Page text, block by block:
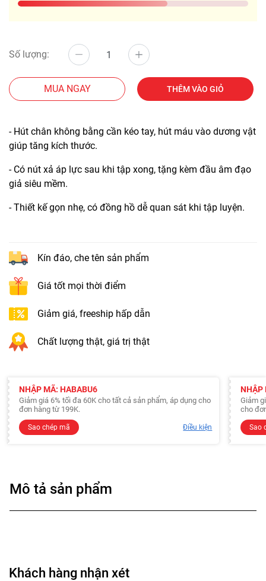
Số lượng:
MUA NGAY THÊM VÀO GIỎ
- Hút chân không bằng cần kéo tay, hút máu vào dương vật
giúp tăng kích thước.
- Có nút xả áp lực sau khi tập xong, tặng kèm đầu âm đạo
giả siêu mềm.
- Thiết kế gọn nhẹ, có đồng hồ dễ quan sát khi tập luyện.
Kín đáo, che tên sản phẩm
Giá tốt mọi thời điểm
Giảm giá, freeship hấp dẫn
Chất lượng thật, giá trị thật
NHẬP MÃ: HABABU6
Giảm giá 6% tối đa 60K cho tất cả sản phẩm, áp dụng cho
đơn hàng từ 199K.
Sao chép mã Điều kiện
NHẬP
Giảm
cho
Sao
Mô tả sản phẩm
Khách hàng nhận xét